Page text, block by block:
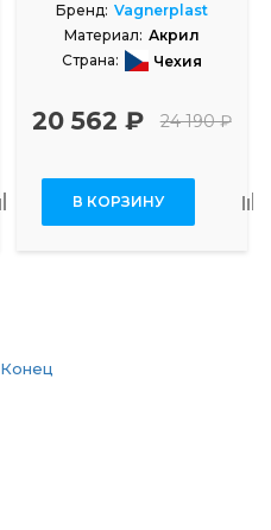
Бренд: Vagnerplast
Материал: Акрил
Страна:
Чехия
20 562 ₽ 24 190 ₽
В КОРЗИНУ
Конец